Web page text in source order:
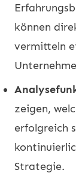
können
vermitteln
zeigen,
erfolgreich
Strategie.